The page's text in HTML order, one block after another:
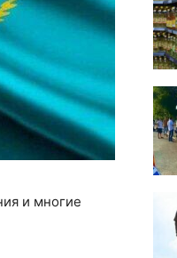
и многие